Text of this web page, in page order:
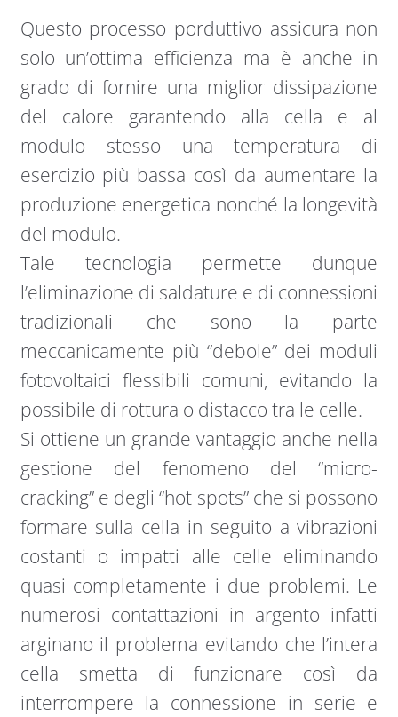
Questo processo porduttivo assicura non
solo un’ottima efficienza ma è anche in
grado di fornire una miglior dissipazione
del calore garantendo alla cella e al
modulo stesso una temperatura di
esercizio più bassa così da aumentare la
produzione energetica nonché la longevità
del modulo.
Tale tecnologia permette dunque
l’eliminazione di saldature e di connessioni
tradizionali che sono la parte
meccanicamente più “debole” dei moduli
fotovoltaici flessibili comuni, evitando la
possibile di rottura o distacco tra le celle.
Si ottiene un grande vantaggio anche nella
gestione del fenomeno del “micro-
cracking” e degli “hot spots” che si possono
formare sulla cella in seguito a vibrazioni
costanti o impatti alle celle eliminando
quasi completamente i due problemi. Le
numerosi contattazioni in argento infatti
arginano il problema evitando che l’intera
cella smetta di funzionare così da
interrompere la connessione in serie e